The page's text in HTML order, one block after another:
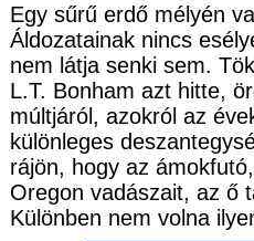
Egy sűrű erdő mélyén
Áldozatainak nincs
nem látja senki sem.
L.T. Bonham azt hitte,
múltjáról, azokról az
különleges
rájön, hogy az
Oregon vadászait, az ő
Különben nem volna